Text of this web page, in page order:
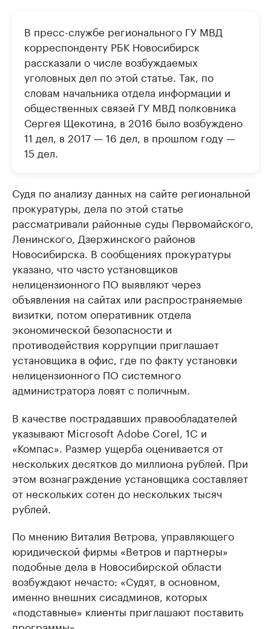
В пресс-службе регионального ГУ МВД
корреспонденту РБК Новосибирск
рассказали о числе возбуждаемых
уголовных дел по этой статье. Так, по
словам начальника отдела информации и
общественных связей ГУ МВД полковника
Сергея Щекотина, в 2016 было возбуждено
11 дел, в 2017 — 16 дел, в прошлом году —
15 дел.
Судя по анализу данных на сайте региональной
прокуратуры, дела по этой статье
рассматривали районные суды Первомайского,
Ленинского, Дзержинского районов
Новосибирска. В сообщениях прокуратуры
указано, что часто установщиков
нелицензионного ПО выявляют через
объявления на сайтах или распространяемые
визитки, потом оперативник отдела
экономической безопасности и
противодействия коррупции приглашает
установщика в офис, где по факту установки
нелицензионного ПО системного
администратора ловят с поличным.
В качестве пострадавших правообладателей
указывают Microsoft Adobe Corel, 1C и
«Компас». Размер ущерба оценивается от
нескольких десятков до миллиона рублей. При
этом вознаграждение установщика составляет
от нескольких сотен до нескольких тысяч
рублей.
По мнению Виталия Ветрова, управляющего
юридической фирмы «Ветров и партнеры»
подобные дела в Новосибирской области
возбуждают нечасто: «Судят, в основном,
именно внешних сисадминов, которых
«подставные» клиенты приглашают поставить